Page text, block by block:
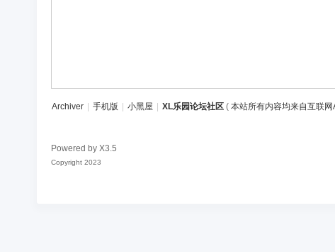
Archiver 手机版 小黑屋 XL乐园论坛社区 ( 本站所有内容均来自互联
Powered by X3.5
Copyright 2023